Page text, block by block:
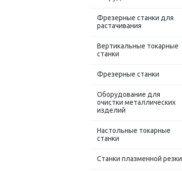
Фрезерные станки для
растачивания
Вертикальные токарные
станки
Фрезерные станки
Оборудование для
очистки металлических
изделий
Настольные токарные
станки
Станки плазменной резки